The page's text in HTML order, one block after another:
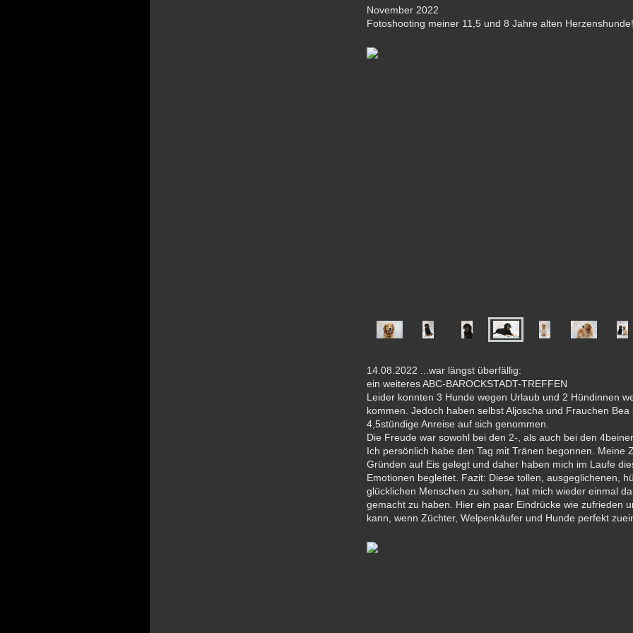
November 2022
Fotoshooting meiner 11,5 und 8 Jahre alten
14.08.2022 ...war längst überfällig:
ein weiteres ABC-BAROCKSTADT-TREFFEN
Leider konnten 3 Hunde wegen Urlaub und 2 Hündinnen
kommen. Jedoch haben selbst Aljoscha und Frauchen
4,5stündige Anreise auf sich genommen.
Die Freude war sowohl bei den 2-, als auch bei den
Ich persönlich habe den Tag mit Tränen begonnen. Meine
Gründen auf Eis gelegt und daher haben mich im Laufe
Emotionen begleitet. Fazit: Diese tollen, ausgeglichenen,
glücklichen Menschen zu sehen, hat mich wieder einmal
gemacht zu haben. Hier ein paar Eindrücke wie zufrieden
kann, wenn Züchter, Welpenkäufer und Hunde perfekt